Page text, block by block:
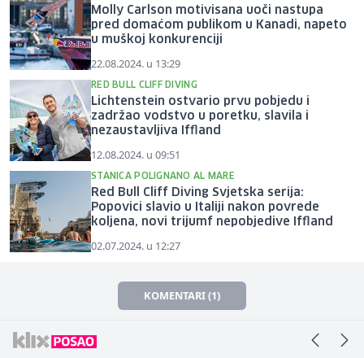
Molly Carlson motivisana uoči nastupa
pred domaćom publikom u Kanadi, napeto
u muškoj konkurenciji
22.08.2024. u 13:29
RED BULL CLIFF DIVING
Lichtenstein ostvario prvu pobjedu i
zadržao vodstvo u poretku, slavila i
nezaustavljiva Iffland
12.08.2024. u 09:51
STANICA POLIGNANO AL MARE
Red Bull Cliff Diving Svjetska serija:
Popovici slavio u Italiji nakon povrede
koljena, novi trijumf nepobjedive Iffland
02.07.2024. u 12:27
KOMENTARI (1)